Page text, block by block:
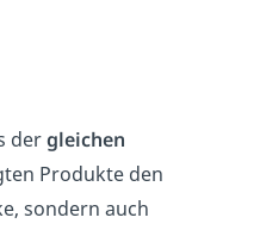
dergleichen
Produkte den
sondern auch